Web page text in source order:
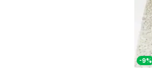
-9%